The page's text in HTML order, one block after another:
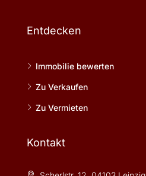
Entdecken
Immobilie bewerten
Zu Verkaufen
Zu Vermieten
Kontakt